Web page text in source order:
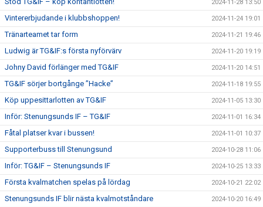
2024-11-28 13:50
Vintererbjudande i klubbshoppen! 2024-11-24 19:01
Tränarteamet tar form 2024-11-21 19:46
Ludwig är TG&IF:s första nyförvärv 2024-11-20 19:19
Johny David förlänger med TG&IF 2024-11-20 14:51
TG&IF sörjer bortgånge ”Hacke” 2024-11-18 19:55
Köp uppesittarlotten av TG&IF 2024-11-05 13:30
Inför: Stenungsunds IF – TG&IF 2024-11-01 16:34
Fåtal platser kvar i bussen! 2024-11-01 10:37
Supporterbuss till Stenungsund 2024-10-28 11:06
Inför: TG&IF – Stenungsunds IF 2024-10-25 13:33
Första kvalmatchen spelas på lördag 2024-10-21 22:02
Stenungsunds IF blir nästa kvalmotståndare 2024-10-20 16:49